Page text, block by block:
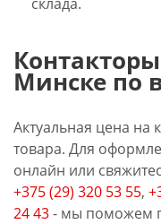
Минске по
Актуальная цена на
товара. Для
онлайн или
+375 (29) 320 53 55,
24 43- мы поможем